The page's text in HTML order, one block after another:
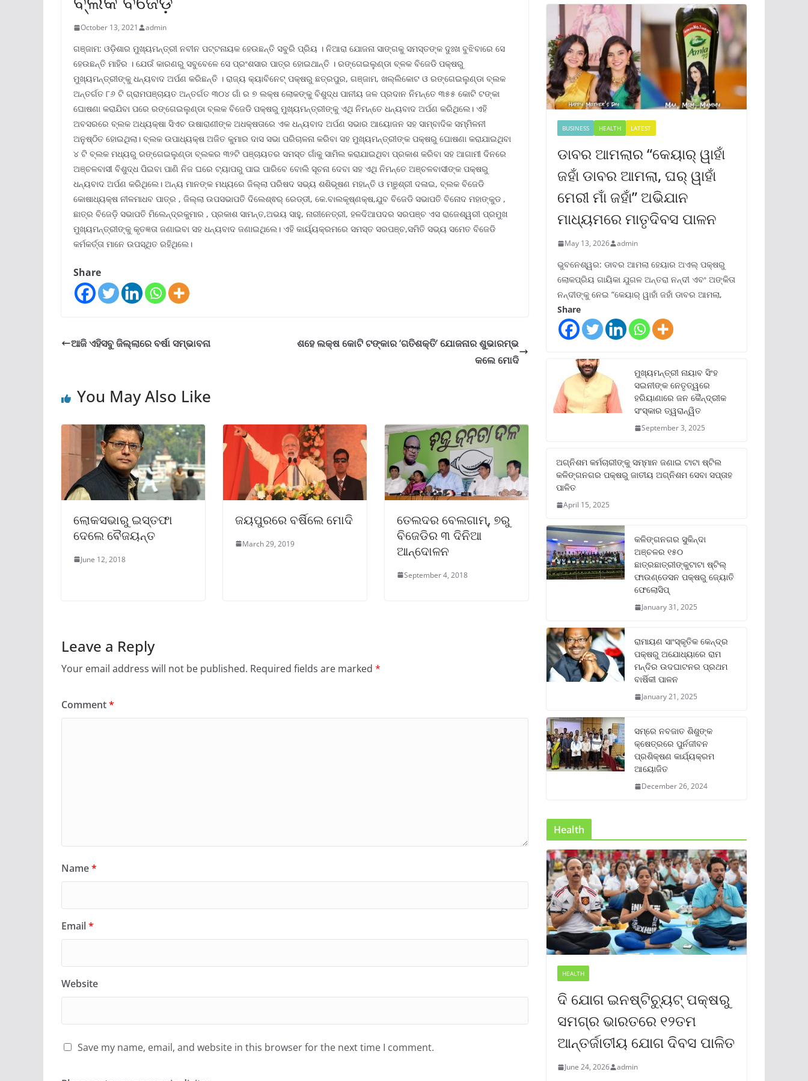
October 13, 2021 admin
ଗଞ୍ଜାମ: ଓଡ଼ିଶାର ମୁଖ୍ୟମନ୍ତ୍ରୀ ନବୀନ ପଟ୍ଟନାୟକ ହେଉଛନ୍ତି ସବୁରି ପ୍ରିୟ । ନିଆରା ଯୋଜନା ସାଙ୍ଗକୁ ସମସ୍ତଙ୍କ ଦୁଃଖ ବୁଝିବାରେ ସେ
ହେଉଛନ୍ତି ମାହିର । ଯେଉଁ କାରଣରୁ ସବୁବେଳେ ସେ ପ୍ରଂଶସାର ପାତ୍ର ହୋଇଥାନ୍ତି । ରଙ୍ଗେଇଲୁଣ୍ଡା ବ୍ଳକ ବିଜେଡି ପକ୍ଷରୁ
ମୁଖ୍ୟମନ୍ତ୍ରୀଙ୍କୁ ଧନ୍ୟବାଦ ଅର୍ପଣ କରିଛନ୍ତି । ରାଜ୍ୟ କ୍ୟାବିନେଟ୍ ପକ୍ଷରୁ ଛତ୍ରପୁର, ଗଞ୍ଜାମ, ଖଲ୍ଲିକୋଟ ଓ ରଙ୍ଗେଇଲୁଣ୍ଡା ବ୍ଲକ
ଅନ୍ତର୍ଗତ ୮୬ ଟି ଗ୍ରାମପଞ୍ଚାୟତ ଅନ୍ତର୍ଗତ ୩୦୪ ଗାଁ ର ୭ ଲକ୍ଷ ଲୋକଙ୍କୁ ବିଶୁଦ୍ଧ ପାନୀୟ ଜଳ ପ୍ରଦାନ ନିମନ୍ତେ ୩୫୫ କୋଟି ଟଙ୍କା
ଘୋଷଣା କରାଯିବା ପରେ ରଙ୍ଗେଇଲୁଣ୍ଡା ବ୍ଲକ ବିଜେଡି ପକ୍ଷରୁ ମୁଖ୍ୟମନ୍ତ୍ରୀଙ୍କୁ ଏଥି ନିମନ୍ତେ ଧନ୍ୟବାଦ ଅର୍ପଣ କରିଥିଲେ। ଏହି
ଅବସରରେ ବ୍ଲକ ଅଧ୍ୟକ୍ଷା ସିଏଚ ଉଷାରାଣୀଙ୍କ ଅଧକ୍ଷତାରେ ଏକ ଧନ୍ୟବାଦ ଅର୍ପଣ ସଭାର ଆୟୋଜନ ସହ ସାମ୍ବାଦିକ ସମ୍ମିଳନୀ
ଅନୁଷ୍ଠିତ ହୋଇଥିଲା। ବ୍ଲକ ଉପାଧ୍ୟକ୍ଷ ଅଜିତ କୁମାର ଦାସ ସଭା ପରିଚାଳନା କରିବା ସହ ମୁଖ୍ୟମନ୍ତ୍ରୀଙ୍କ ପକ୍ଷରୁ ଘୋଷଣା କରାଯାଇଥିବା
୪ ଟି ବ୍ଲକ ମଧ୍ୟରୁ ରଙ୍ଗେଇଲୁଣ୍ଡା ବ୍ଲକର ୩୨ଟି ପଞ୍ଚାୟତର ସମସ୍ତ ଗାଁକୁ ସାମିଲ କରାଯାଇଥିବା ପ୍ରକାଶ କରିବା ସହ ଆଗାମୀ ଦିନରେ
ଅଞ୍ଚଳବାସୀ ବିଶୁଦ୍ଧ ପିଇବା ପାଣି ନିଜ ଘରେ ଟ୍ୟାପରୁ ପାଇ ପାରିବେ ବୋଲି ସୂଚନା ଦେବା ସହ ଏଥି ନିମନ୍ତେ ଅଞ୍ଚଳବାସୀଙ୍କ ପକ୍ଷରୁ
ଧନ୍ୟବାଦ ଅର୍ପଣ କରିଥିଲେ। ଅନ୍ୟ ମାନଙ୍କ ମଧ୍ୟରେ ଜିଲ୍ଲା ପରିଷଦ ସଭ୍ୟ ଶଶିଭୂଷଣ ମହାନ୍ତି ଓ ମଞୁଶ୍ରୀ ଦଳାଇ, ବ୍ଲକ ବିଜେଡି
କୋଷାଧ୍ୟକ୍ଷ ନୀଳମାଧବ ପାତ୍ର , ଜିଲ୍ଲା ଉପସଭାପତି ଦିଲେଶ୍ଵର୍ ରେଡ୍ଡୀ, କେ.ବାଲକୃଷ୍ଣକ୍ଷ,ଯୁବ ବିଜେଡି ସଭାପତି ବିନୋଦ ମହାଙ୍କୁଡ ,
ଛାତ୍ର ବିଜେଡ଼ି ସଭାପତି ମିଲେନ୍ଦ୍ରକୁମାର , ପ୍ରକାଶ ସାମନ୍ତ,ଅଭୟ ସାହୁ, ନାରୀନେତ୍ରୀ, ହଳଦିଆପଦର ସରପଞ୍ଚ ଏସ ରାଜେଶ୍ୱରୀ ପ୍ରମୁଖ
ମୁଖ୍ୟମନ୍ତ୍ରୀଙ୍କୁ କୃତଜ୍ଞତା ଜଣାଇବା ସହ ଧନ୍ୟବାଦ ଜଣାଇଥିଲେ। ଏହି କାର୍ୟ୍ୟକ୍ରମରେ ସମସ୍ତ ସରପଞ୍ଚ,ସମିତି ସଭ୍ୟ ସମେତ ବିଜେଡି
କର୍ମକର୍ତ୍ତା ମାନେ ଉପସ୍ଥିତ ରହିଥିଲେ।
Share
ଆଜି ଏହିସବୁ ଜିଲ୍ଲାରେ ବର୍ଷା ସମ୍ଭାବନା
ଶହେ ଲକ୍ଷ କୋଟି ଟଙ୍କାର ‘ଗତିଶକ୍ତି’ ଯୋଜନାର ଶୁଭାରମ୍ଭ
କଲେ ମୋଦି
You May Also Like
ଲୋକସଭାରୁ ଇସ୍ତଫା
ଦେଲେ ବୈଜୟନ୍ତ
June 12, 2018
ଜୟପୁରରେ ବର୍ଷିଲେ ମୋଦି
March 29, 2019
ତେଲଦର ବେଲଗାମ୍, ୭ରୁ
ବିଜେଡିର ୩ ଦିନିଆ
ଆନ୍ଦୋଳନ
September 4, 2018
Leave a Reply
Your email address will not be published. Required fields are marked *
Comment*
Name*
Email*
Website
Save my name, email, and website in this browser for the next time I comment.
BUSINESS HEALTH LATEST
ଡାବର ଆମଲାର “କେୟାର୍ ୱାହାଁ
ଜହାଁ ଡାବର ଆମଲା, ଘର୍ ୱାହାଁ
ମେରୀ ମାଁ ଜହାଁ” ଅଭିଯାନ
ମାଧ୍ୟମରେ ମାତୃଦିବସ ପାଳନ
May 13, 2026 admin
ଭୁବନେଶ୍ୱର: ଡାବର ଆମଲା ହେୟାର ଅଏଲ୍ ପକ୍ଷରୁ
ଲୋକପ୍ରିୟ ଗାୟିକା ଯୁଗଳ ଅନ୍ତରା ନନ୍ଦୀ ଏବଂ ଅଙ୍କିତା
ନନ୍ଦୀଙ୍କୁ ନେଇ “କେୟାର୍ ୱାହାଁ ଜହାଁ ଡାବର ଆମଲା,
Share
ମୁଖ୍ୟମନ୍ତ୍ରୀ ନାୟାବ ସିଂହ
ସଇନୀଙ୍କ ନେତୃତ୍ୱରେ
ହରିୟାଣାରେ ଜନ କୈନ୍ଦ୍ରୀକ
ସଂସ୍କାର ତ୍ୱରାନ୍ୱିତ
September 3, 2025
ଅଗ୍ନିଶମ କର୍ମଚାରୀଙ୍କୁ ସମ୍ମାନ ଜଣାଇ ଟାଟା ଷ୍ଟିଲ
କଳିଙ୍ଗନଗର ପକ୍ଷରୁ ଜାତୀୟ ଅଗ୍ନିଶମ ସେବା ସପ୍ତାହ
ପାଳିତ
April 15, 2025
କଳିଙ୍ଗନଗର ସୁକିନ୍ଦା
ଅଞ୍ଚଳର ୧୫୦
ଛାତ୍ରଛାତ୍ରୀଙ୍କୁଟାଟା ଷ୍ଟିଲ୍
ଫାଉଣ୍ଡେସନ ପକ୍ଷରୁ ଜ୍ୟୋତି
ଫେଲୋସିପ୍‌
January 31, 2025
ରାମାୟଣ ସାଂସ୍କୃତିକ କେନ୍ଦ୍ର
ପକ୍ଷରୁ ଅଯୋଧ୍ୟାରେ ରାମ
ମନ୍ଦିର ଉଦଘାଟନର ପ୍ରଥମ
ବାର୍ଷିକୀ ପାଳନ
January 21, 2025
ସମ୍‌ରେ ନବଜାତ ଶିଶୁଙ୍କ
କ୍ଷେତ୍ରରେ ପୁର୍ନଜୀବନ
ପ୍ରଶିକ୍ଷଣ କାର୍ଯ୍ୟକ୍ରମ
ଆୟୋଜିତ
December 26, 2024
Health
HEALTH
ଦି ଯୋଗ ଇନଷ୍ଟିଚ୍ୟୁଟ୍ ପକ୍ଷରୁ
ସମଗ୍ର ଭାରତରେ ୧୨ତମ
ଆନ୍ତର୍ଜାତୀୟ ଯୋଗ ଦିବସ ପାଳିତ
June 24, 2026 admin